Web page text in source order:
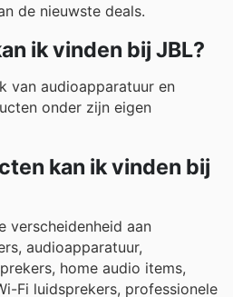
de nieuwste deals.
ik vinden bij JBL?
van audioapparatuur en
onder zijn eigen
kan ik vinden bij
verscheidenheid aan
audioapparatuur,
home audio items,
Fi luidsprekers, professionele